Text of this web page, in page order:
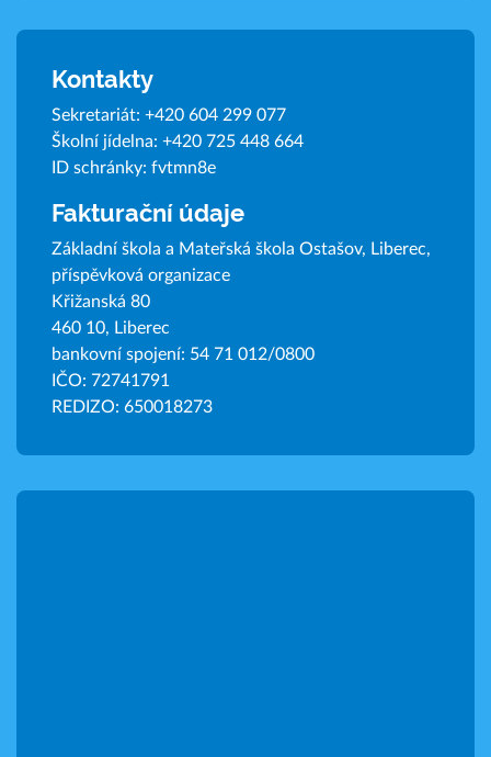
Kontakty
Sekretariát: +420 604 299 077
Školní jídelna: +420 725 448 664
ID schránky: fvtmn8e
Fakturační údaje
Základní škola a Mateřská škola Ostašov, Liberec,
příspěvková organizace
Křižanská 80
460 10, Liberec
bankovní spojení: 54 71 012/0800
IČO: 72741791
REDIZO: 650018273